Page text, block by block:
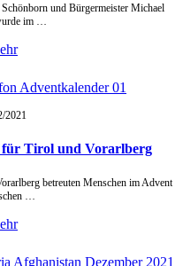
und Bürgermeister Michael
im …
2021
für Tirol und Vorarlberg
betreuten Menschen im Advent
…